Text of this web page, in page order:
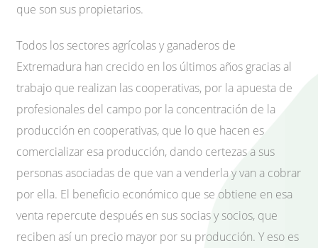
que son sus propietarios.
Todos los sectores agrícolas y ganaderos de
Extremadura han crecido en los últimos años gracias al
trabajo que realizan las cooperativas, por la apuesta de
profesionales del campo por la concentración de la
producción en cooperativas, que lo que hacen es
comercializar esa producción, dando certezas a sus
personas asociadas de que van a venderla y van a cobrar
por ella. El beneficio económico que se obtiene en esa
venta repercute después en sus socias y socios, que
reciben así un precio mayor por su producción. Y eso es